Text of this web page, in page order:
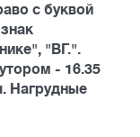
с буквой
"ВГ.".
- 16.35
Нагрудные